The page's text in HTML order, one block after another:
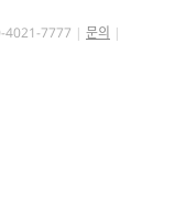
4021-7777
문의